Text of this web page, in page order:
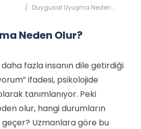
/ Duygusal Uyuşma Neden
Neden Olur?
fazla insanın dile getirdiği
ifadesi, psikolojide
tanımlanıyor. Peki
olur, hangi durumların
geçer? Uzmanlara göre bu